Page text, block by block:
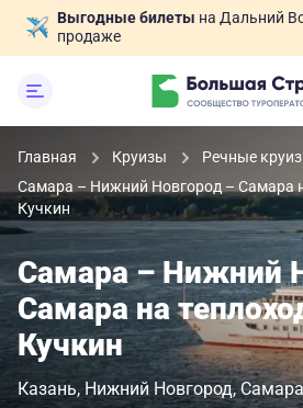
Выгодные билеты на Дальний
продаже
Главная Круизы
Речные
Самара – Нижний Новгород – Самара
Кучкин
Самара – Нижний
Самара на
Кучкин
Казань Нижний Новгород Самара